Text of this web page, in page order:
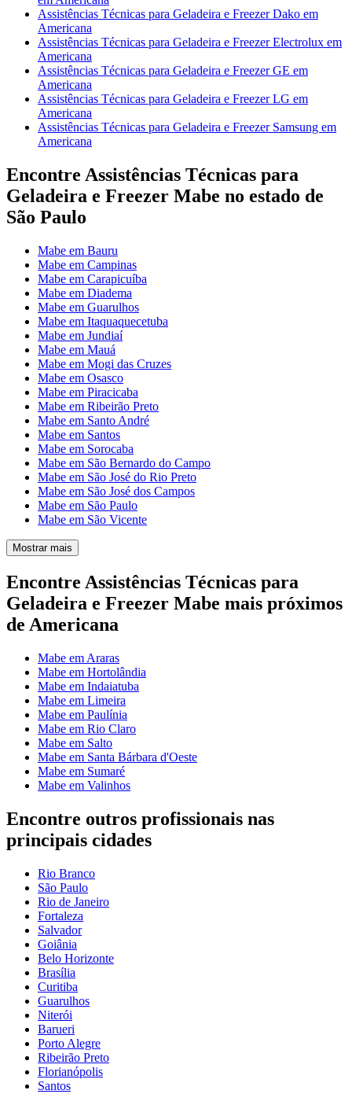
Assistências Técnicas para Geladeira e Freezer Dako em
Americana
Assistências Técnicas para Geladeira e Freezer Electrolux em
Americana
Assistências Técnicas para Geladeira e Freezer GE em
Americana
Assistências Técnicas para Geladeira e Freezer LG em
Americana
Assistências Técnicas para Geladeira e Freezer Samsung em
Americana
Encontre Assistências Técnicas para
Geladeira e Freezer Mabe no estado de
São Paulo
Mabe em Bauru
Mabe em Campinas
Mabe em Carapicuíba
Mabe em Diadema
Mabe em Guarulhos
Mabe em Itaquaquecetuba
Mabe em Jundiaí
Mabe em Mauá
Mabe em Mogi das Cruzes
Mabe em Osasco
Mabe em Piracicaba
Mabe em Ribeirão Preto
Mabe em Santo André
Mabe em Santos
Mabe em Sorocaba
Mabe em São Bernardo do Campo
Mabe em São José do Rio Preto
Mabe em São José dos Campos
Mabe em São Paulo
Mabe em São Vicente
Mostrar mais
Encontre Assistências Técnicas para
Geladeira e Freezer Mabe mais próximos
de Americana
Mabe em Araras
Mabe em Hortolândia
Mabe em Indaiatuba
Mabe em Limeira
Mabe em Paulínia
Mabe em Rio Claro
Mabe em Salto
Mabe em Santa Bárbara d'Oeste
Mabe em Sumaré
Mabe em Valinhos
Encontre outros profissionais nas
principais cidades
Rio Branco
São Paulo
Rio de Janeiro
Fortaleza
Salvador
Goiânia
Belo Horizonte
Brasília
Curitiba
Guarulhos
Niterói
Barueri
Porto Alegre
Ribeirão Preto
Florianópolis
Santos